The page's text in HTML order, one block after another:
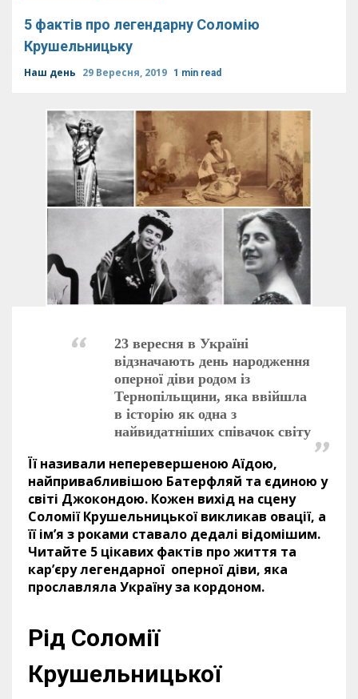
5 фактів про легендарну Соломію
Крушельницьку
Наш день 29 Вересня, 2019 1 min read
23 вересня в Україні
відзначають день народження
оперної діви родом із
Тернопільщини, яка ввійшла
в історію як одна з
найвидатніших співачок світу
Її називали неперевершеною Аїдою,
найпривабливішою Батерфляй та єдиною у
світі Джокондою. Кожен вихід на сцену
Соломії Крушельницької викликав овації, а
її ім’я з роками ставало дедалі відомішим.
Читайте 5 цікавих фактів про життя та
кар’єру легендарної оперної діви, яка
прославляла Україну за кордоном.
Рід Соломії
Крушельницької